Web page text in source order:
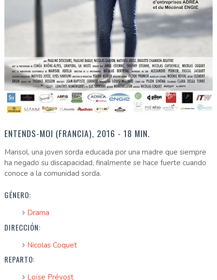
ENTENDS-MOI (FRANCIA), 2016 - 18 MIN.
Marisol, una joven sorda educada por una madre que siempre
ha negado su discapacidad, finalmente se hace fuerte cuando
conoce a la comunidad sorda.
GÉNERO:
Drama
DIRECCIÓN:
Nicolas Coquet
REPARTO:
Loïse Prévost